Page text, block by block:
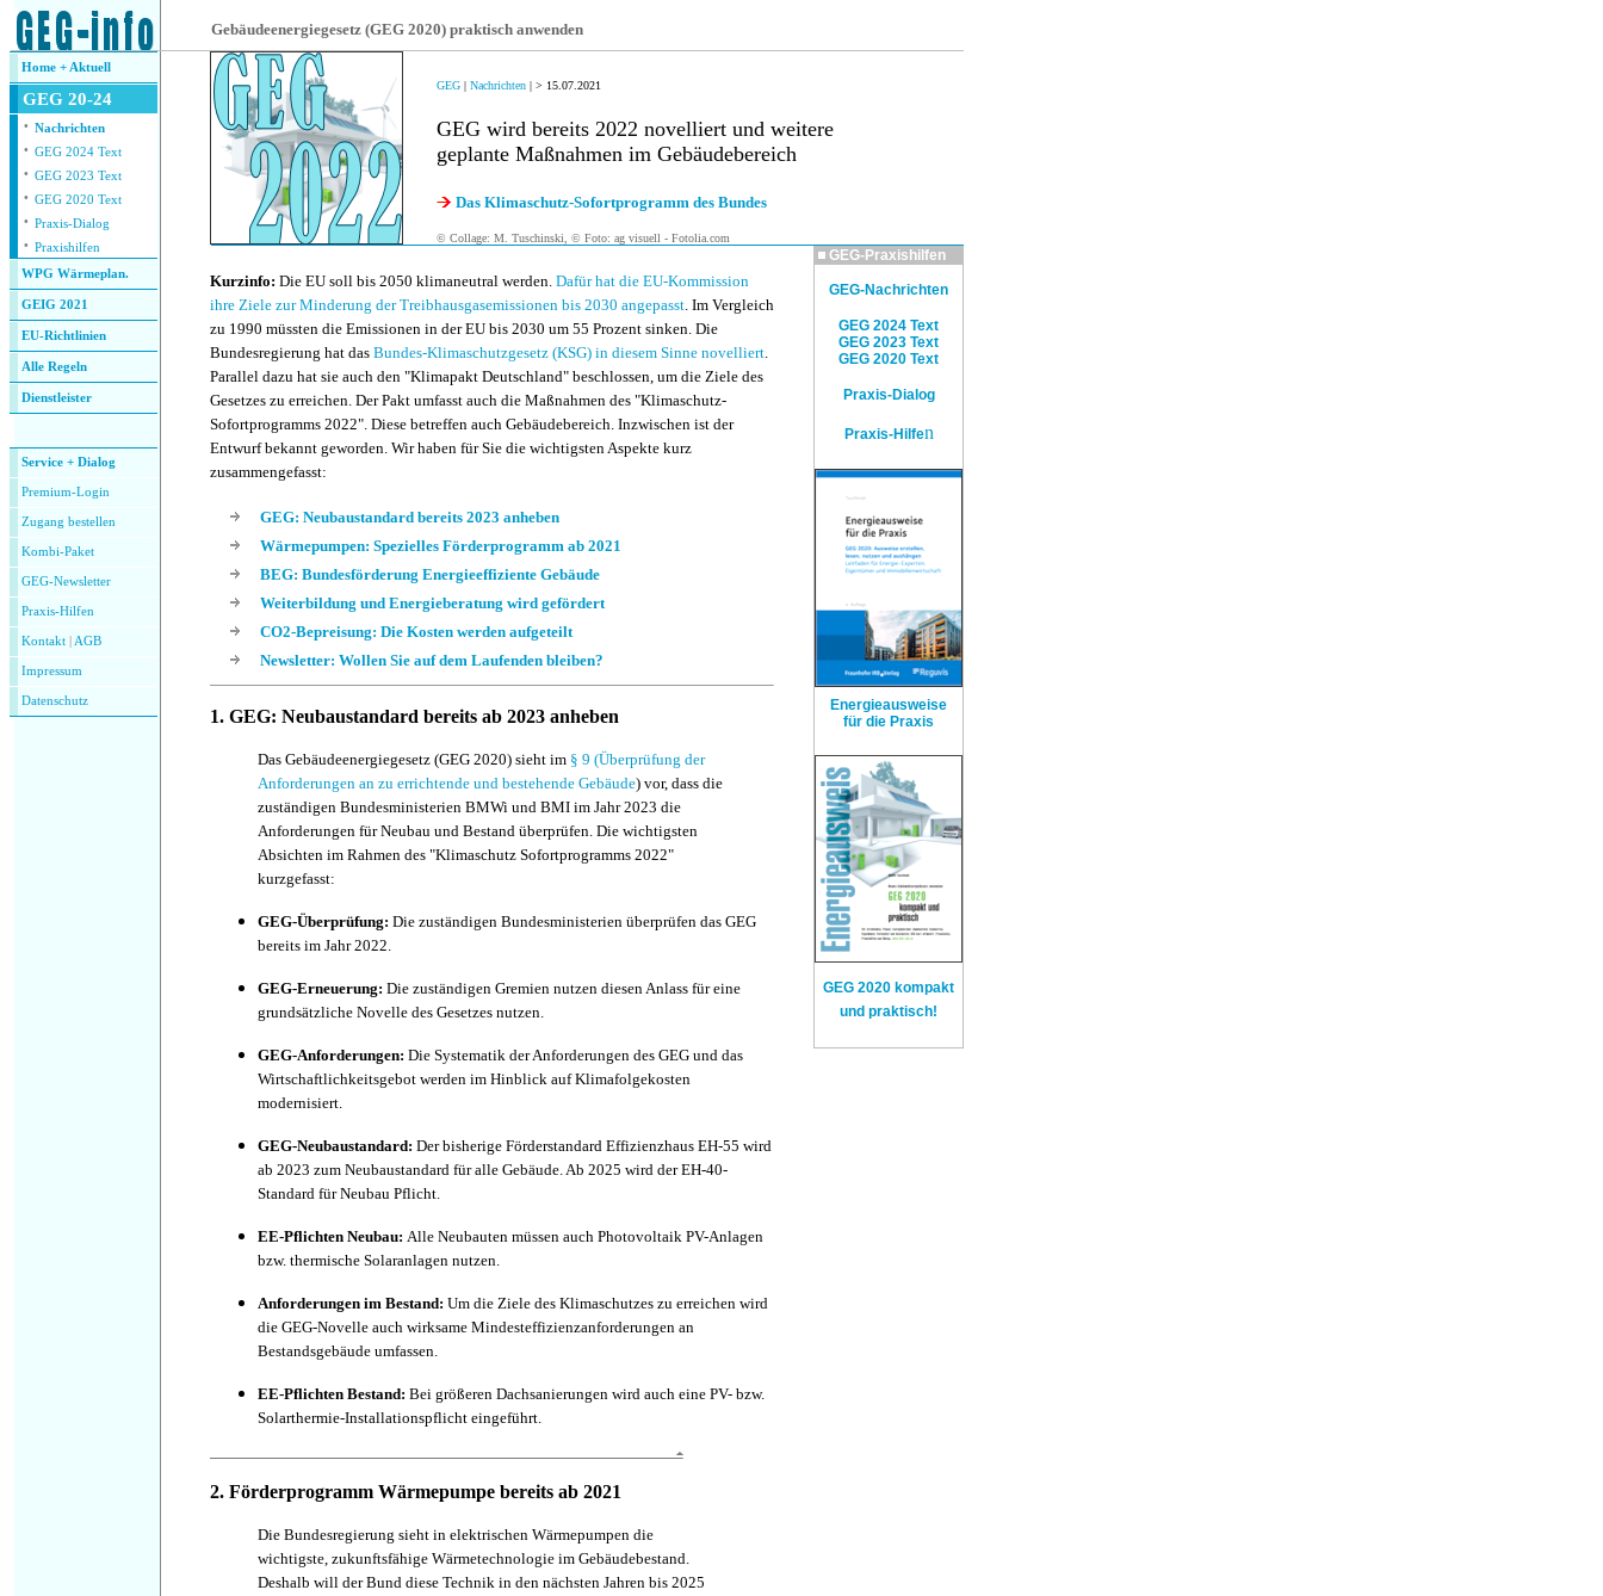
Gebäudeenergiegesetz (GEG 2020) praktisch anwenden
Home + Aktuell
GEG 20-24
· Nachrichten
· GEG 2024 Text
· GEG 2023 Text
· GEG 2020 Text
· Praxis-Dialog
· Praxishilfen
WPG Wärmeplan.
GEIG 2021
EU-Richtlinien
Alle Regeln
Dienstleister
Service + Dialog
Premium-Login
Zugang bestellen
Kombi-Paket
GEG-Newsletter
Praxis-Hilfen
Kontakt AGB
Impressum
Datenschutz
GEG | Nachrichten | > 15.07.2021
GEG wird bereits 2022 novelliert und weitere
geplante Maßnahmen im Gebäudebereich
Das Klimaschutz-Sofortprogramm des Bundes
© Collage: M. Tuschinski, © Foto: ag visuell - Fotolia.com
Kurzinfo: Die EU soll bis 2050 klimaneutral werden. Dafür hat die EU-Kommission
ihre Ziele zur Minderung der Treibhausgasemissionen bis 2030 angepasst. Im Vergleich
zu 1990 müssten die Emissionen in der EU bis 2030 um 55 Prozent sinken. Die
Bundesregierung hat das Bundes-Klimaschutzgesetz (KSG) in diesem Sinne novelliert.
Parallel dazu hat sie auch den "Klimapakt Deutschland" beschlossen, um die Ziele des
Gesetzes zu erreichen. Der Pakt umfasst auch die Maßnahmen des "Klimaschutz-
Sofortprogramms 2022". Diese betreffen auch Gebäudebereich. Inzwischen ist der
Entwurf bekannt geworden. Wir haben für Sie die wichtigsten Aspekte kurz
zusammengefasst:
GEG: Neubaustandard bereits 2023 anheben
Wärmepumpen: Spezielles Förderprogramm ab 2021
BEG: Bundesförderung Energieeffiziente Gebäude
Weiterbildung und Energieberatung wird gefördert
CO2-Bepreisung: Die Kosten werden aufgeteilt
Newsletter: Wollen Sie auf dem Laufenden bleiben?
1. GEG: Neubaustandard bereits ab 2023 anheben
Das Gebäudeenergiegesetz (GEG 2020) sieht im § 9 (Überprüfung der
Anforderungen an zu errichtende und bestehende Gebäude) vor, dass die
zuständigen Bundesministerien BMWi und BMI im Jahr 2023 die
Anforderungen für Neubau und Bestand überprüfen. Die wichtigsten
Absichten im Rahmen des "Klimaschutz Sofortprogramms 2022"
kurzgefasst:
GEG-Überprüfung: Die zuständigen Bundesministerien überprüfen das GEG
bereits im Jahr 2022.
GEG-Erneuerung: Die zuständigen Gremien nutzen diesen Anlass für eine
grundsätzliche Novelle des Gesetzes nutzen.
GEG-Anforderungen: Die Systematik der Anforderungen des GEG und das
Wirtschaftlichkeitsgebot werden im Hinblick auf Klimafolgekosten
modernisiert.
GEG-Neubaustandard: Der bisherige Förderstandard Effizienzhaus EH-55 wird
ab 2023 zum Neubaustandard für alle Gebäude. Ab 2025 wird der EH-40-
Standard für Neubau Pflicht.
EE-Pflichten Neubau: Alle Neubauten müssen auch Photovoltaik PV-Anlagen
bzw. thermische Solaranlagen nutzen.
Anforderungen im Bestand: Um die Ziele des Klimaschutzes zu erreichen wird
die GEG-Novelle auch wirksame Mindesteffizienzanforderungen an
Bestandsgebäude umfassen.
EE-Pflichten Bestand: Bei größeren Dachsanierungen wird auch eine PV- bzw.
Solarthermie-Installationspflicht eingeführt.
2. Förderprogramm Wärmepumpe bereits ab 2021
Die Bundesregierung sieht in elektrischen Wärmepumpen die
wichtigste, zukunftsfähige Wärmetechnologie im Gebäudebestand.
Deshalb will der Bund diese Technik in den nächsten Jahren bis 2025
GEG-Praxishilfen
GEG-Nachrichten
GEG 2024 Text
GEG 2023 Text
GEG 2020 Text
Praxis-Dialog
Praxis-Hilfen
Energieausweise
für die Praxis
GEG 2020 kompakt
und praktisch!